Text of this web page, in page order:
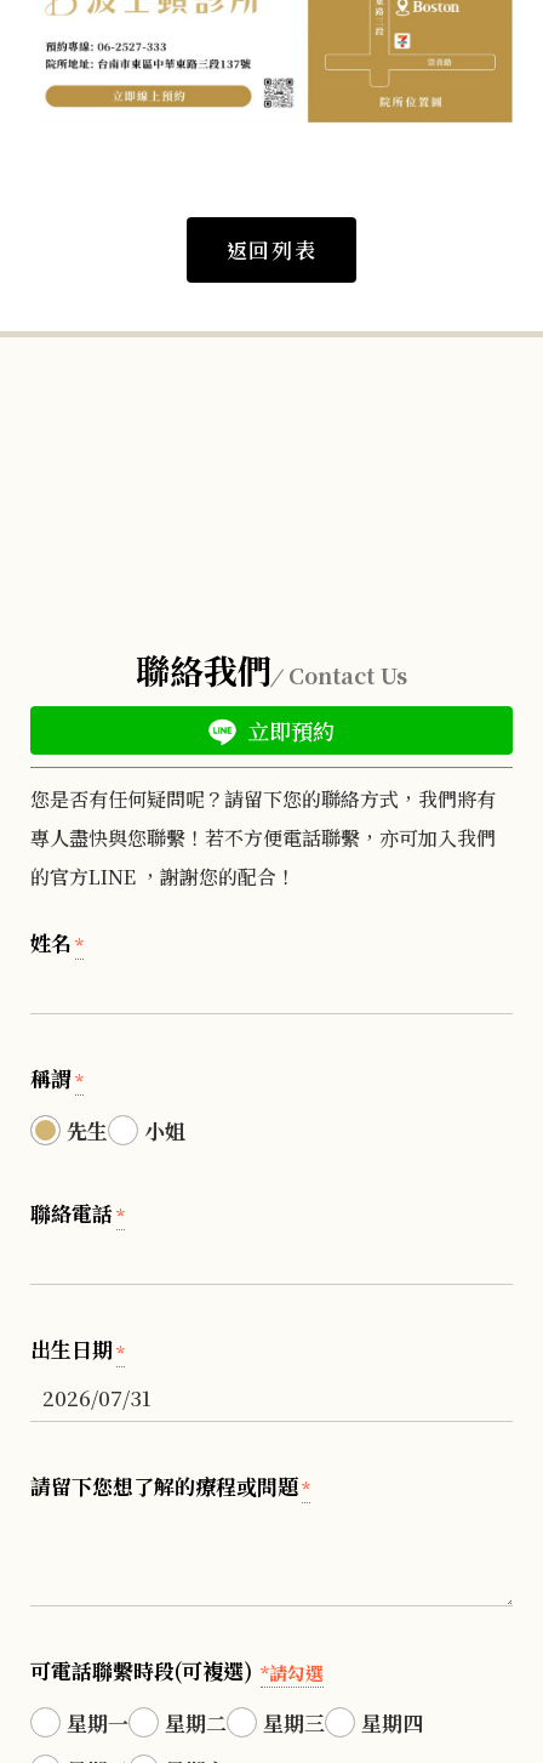
返回列表
聯絡我們
Contact Us
立即預約
您是否有任何疑問呢？請留下您的聯絡方式，我們將有
專人盡快與您聯繫！若不方便電話聯繫，亦可加入我們
的官方LINE ，謝謝您的配合！
姓名*
稱謂*
先生 小姐
聯絡電話*
出生日期*
請留下您想了解的療程或問題*
可電話聯繫時段(可複選) *請勾選
星期一 星期二 星期三
星期四